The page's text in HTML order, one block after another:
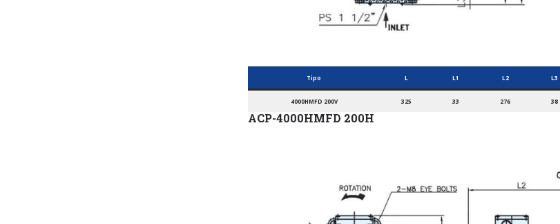
Tipo L L1 L2 L3
4000HMFD 200V 325 33 276 38
ACP-4000HMFD 200H